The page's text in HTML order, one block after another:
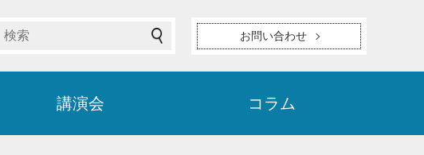
お問い合わせ
講演会 コラム